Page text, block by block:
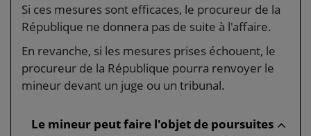
Si ces mesures sont efficaces, le procureur de la
République ne donnera pas de suite à l'affaire.
En revanche, si les mesures prises échouent, le
procureur de la République pourra renvoyer le
mineur devant un juge ou un tribunal.
Le mineur peut faire l'objet de poursuites